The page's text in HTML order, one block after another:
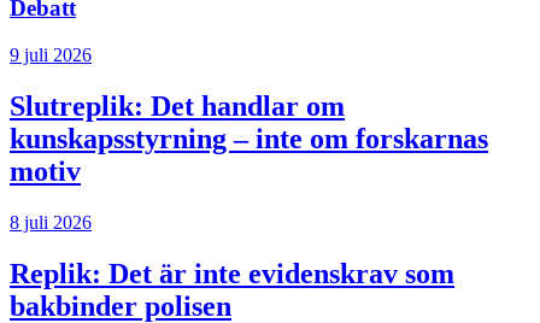
Debatt
9 juli 2026
Slutreplik: Det handlar om
kunskapsstyrning – inte om forskarnas
motiv
8 juli 2026
Replik: Det är inte evidenskrav som
bakbinder polisen